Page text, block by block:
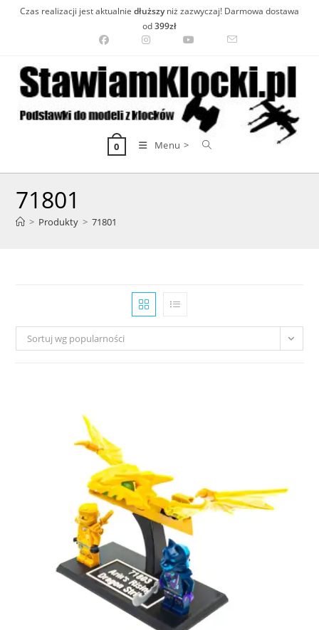
Czas realizacji jest aktualnie dłuższyniż zazwyczaj! Darmowa dostawa
od399zł
0 Menu >
71801
> Produkty > 71801
Sortuj wg popularności